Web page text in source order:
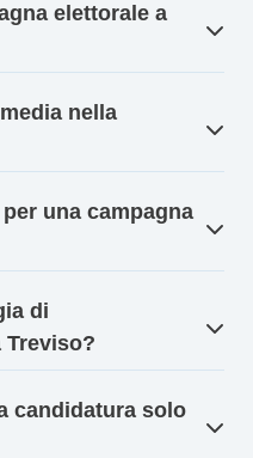
elettorale a
nella
una campagna
di
candidatura solo